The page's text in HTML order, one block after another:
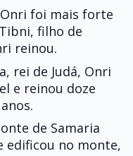
foi mais forte
filho de
reinou.
rei de Judá, Onri
e reinou doze
de Samaria
edificou no monte,